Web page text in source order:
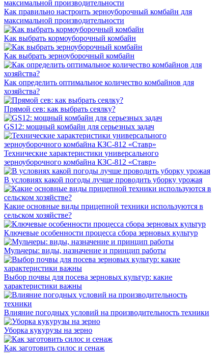
Как правильно настроить зерноуборочный комбайн для
максимальной производительности
Как выбрать кормоуборочный комбайн
Как выбрать зерноуборочный комбайн
Как определить оптимальное количество комбайнов для
хозяйства?
Прямой сев: как выбрать сеялку?
GS12: мощный комбайн для серьезных задач
Технические характеристики универсального
зерноуборочного комбайна КЗС-812 «Ставр»
В условиях какой погоды лучше проводить уборку урожая
Какие основные виды прицепной техники используются в
сельском хозяйстве?
Ключевые особенности процесса сбора зерновых культур
Мульчеры: виды, назначение и принцип работы
Выбор почвы для посева зерновых культур: какие
характеристики важны
Влияние погодных условий на производительность техники
Уборка кукурузы на зерно
Как заготовить силос и сенаж